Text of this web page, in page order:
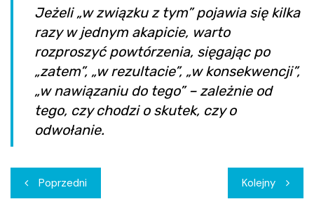
Jeżeli „w związku z tym” pojawia się kilka
razy w jednym akapicie, warto
rozproszyć powtórzenia, sięgając po
„zatem”, „w rezultacie”, „w konsekwencji”,
„w nawiązaniu do tego” – zależnie od
tego, czy chodzi o skutek, czy o
odwołanie.
Nawigacja
wpisu
Poprzedni Kolejny